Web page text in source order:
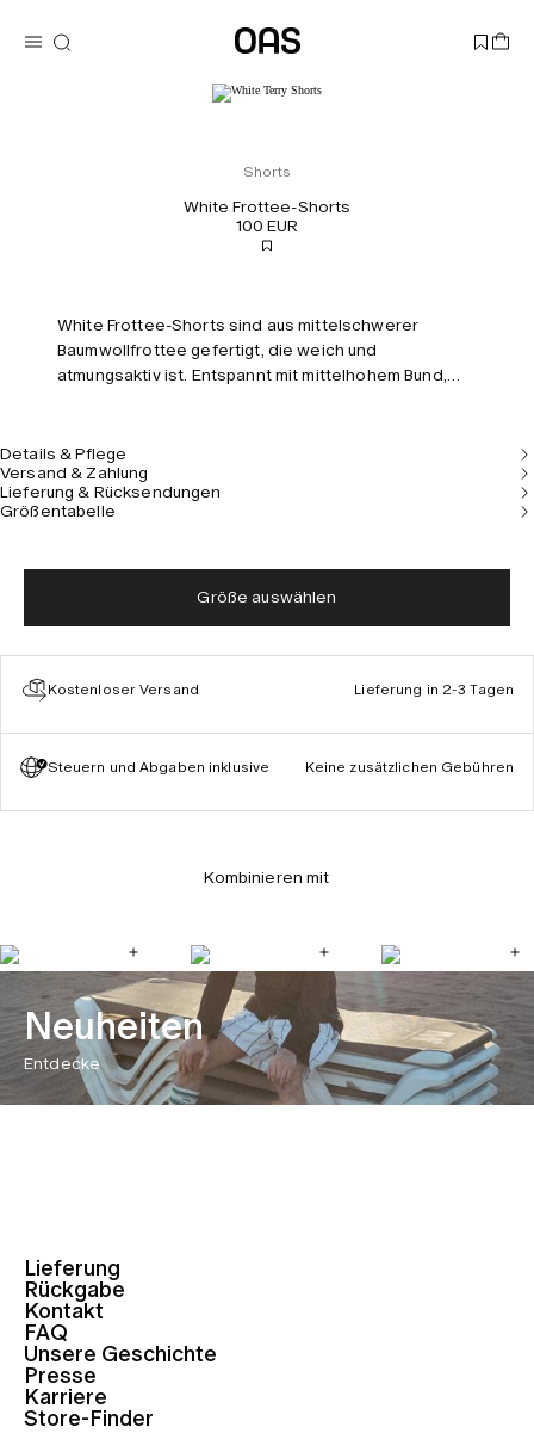
Shorts
White Frottee-Shorts
100 EUR
White Frottee-Shorts sind aus mittelschwerer
Baumwollfrottee gefertigt, die weich und
atmungsaktiv ist. Entspannt mit mittelhohem Bund,
cm groß und trägt Größe M.
Details & Pflege
Versand & Zahlung
Lieferung & Rücksendungen
Größentabelle
Größe auswählen
Kostenloser Versand Lieferung in 2-3 Tagen
Steuern und Abgaben inklusive Keine zusätzlichen Gebühren
Kombinieren mit
Neuheiten
Entdecke
Lieferung
Rückgabe
Kontakt
FAQ
Unsere Geschichte
Presse
Karriere
Store-Finder